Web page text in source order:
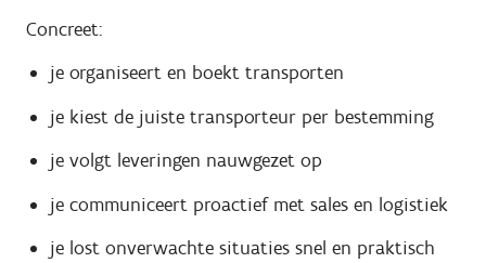
Concreet:
je organiseert en boekt transporten
je kiest de juiste transporteur per bestemming
je volgt leveringen nauwgezet op
je communiceert proactief met sales en logistiek
je lost onverwachte situaties snel en praktisch